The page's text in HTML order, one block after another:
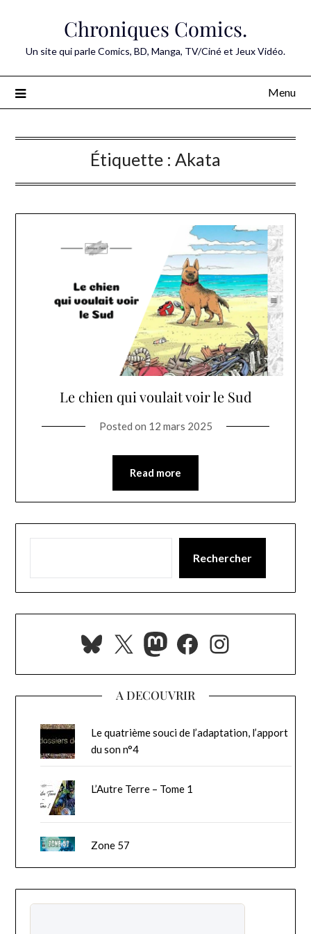
Chroniques Comics.
Un site qui parle Comics, BD, Manga, TV/Ciné et Jeux Vidéo.
Menu
Étiquette : Akata
Le chien qui voulait voir le Sud
Posted on 12 mars 2025
Read more
Rechercher
Bluesky
X Mastodon
Facebook
A DECOUVRIR
Le quatrième souci de l’adaptation, l’apport
du son n°4
L’Autre Terre – Tome 1
Zone 57